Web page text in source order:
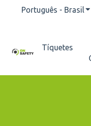
Português - Brasil
Tíquetes